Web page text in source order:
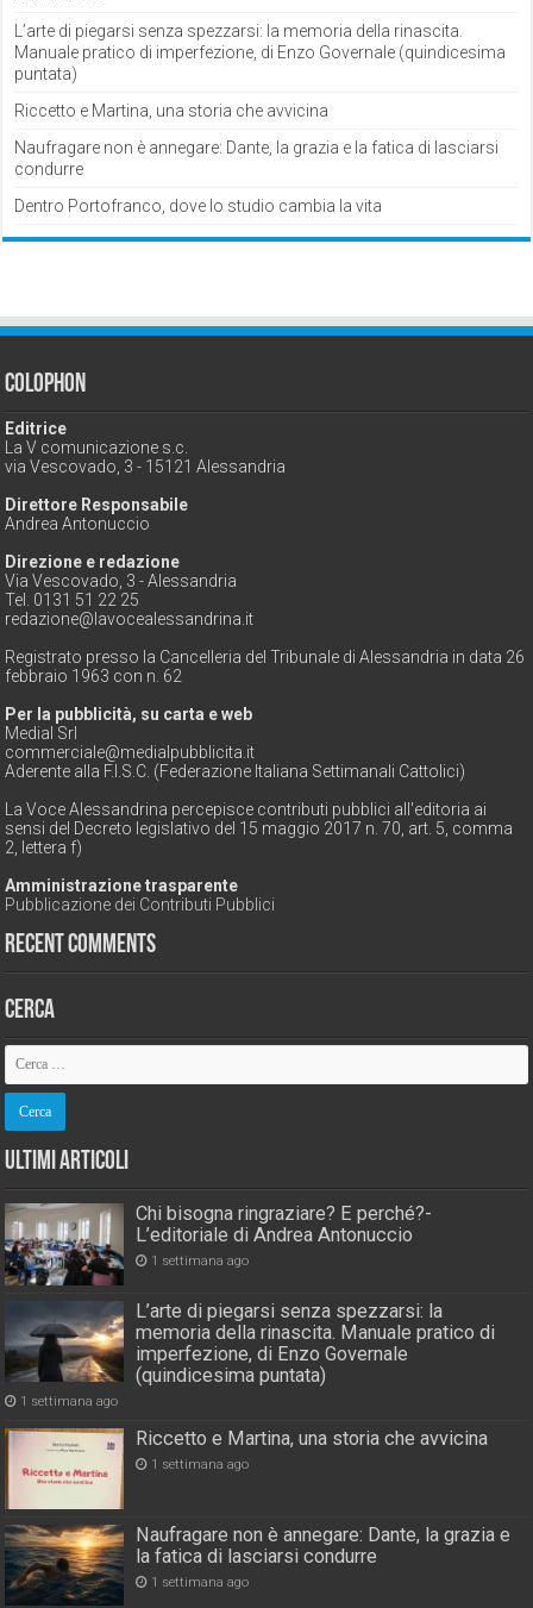
L’arte di piegarsi senza spezzarsi: la memoria della rinascita.
Manuale pratico di imperfezione, di Enzo Governale (quindicesima
puntata)
Riccetto e Martina, una storia che avvicina
Naufragare non è annegare: Dante, la grazia e la fatica di lasciarsi
condurre
Dentro Portofranco, dove lo studio cambia la vita
Colophon
Editrice
La V comunicazione s.c.
via Vescovado, 3 - 15121 Alessandria
Direttore Responsabile
Andrea Antonuccio
Direzione e redazione
Via Vescovado, 3 - Alessandria
Tel. 0131 51 22 25
redazione@lavocealessandrina.it
Registrato presso la Cancelleria del Tribunale di Alessandria in data 26
febbraio 1963 con n. 62
Per la pubblicità, su carta e web
Medial Srl
commerciale@medialpubblicita.it
Aderente alla F.I.S.C. (Federazione Italiana Settimanali Cattolici)
La Voce Alessandrina percepisce contributi pubblici all'editoria ai
sensi del Decreto legislativo del 15 maggio 2017 n. 70, art. 5, comma
2, lettera f)
Amministrazione trasparente
Pubblicazione dei Contributi Pubblici
Recent Comments
Cerca
Ultimi Articoli
Chi bisogna ringraziare? E perché?-
L’editoriale di Andrea Antonuccio
1 settimana ago
L’arte di piegarsi senza spezzarsi: la
memoria della rinascita. Manuale pratico di
imperfezione, di Enzo Governale
(quindicesima puntata)
1 settimana ago
Riccetto e Martina, una storia che avvicina
1 settimana ago
Naufragare non è annegare: Dante, la grazia e
la fatica di lasciarsi condurre
1 settimana ago